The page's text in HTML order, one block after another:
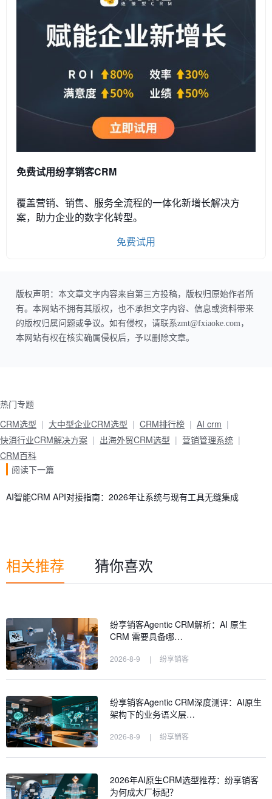
免费试用纷享销客CRM
覆盖营销、销售、服务全流程的一体化新增长解决方
案，助力企业的数字化转型。
免费试用
版权声明：本文章文字内容来自第三方投稿，版权归原始作者所
有。本网站不拥有其版权，也不承担文字内容、信息或资料带来
的版权归属问题或争议。如有侵权，请联系zmt@fxiaoke.com，
本网站有权在核实确属侵权后，予以删除文章。
热门专题
CRM选型
大中型企业CRM选型 CRM排行榜
AI crm
快消行业CRM解决方案
出海外贸CRM选型
营销管理系统
CRM百科
阅读下一篇
AI智能CRM API对接指南：2026年让系统与现有工具无缝集成
相关推荐 猜你喜欢
纷享销客Agentic CRM解析：AI 原生
CRM 需要具备哪…
2026-8-9 | 纷享销客
纷享销客Agentic CRM深度测评：AI原生
架构下的业务语义层…
2026-8-9 | 纷享销客
2026年AI原生CRM选型推荐：纷享销客
为何成大厂标配？